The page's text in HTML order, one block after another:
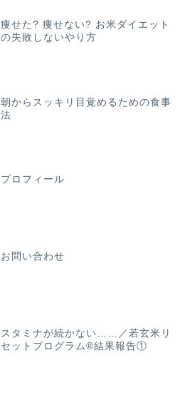
痩せた? 痩せない? お米ダイエット
の失敗しないやり方
朝からスッキリ目覚めるための食事
法
プロフィール
お問い合わせ
スタミナが続かない……／若玄米リ
セットプログラム®結果報告①